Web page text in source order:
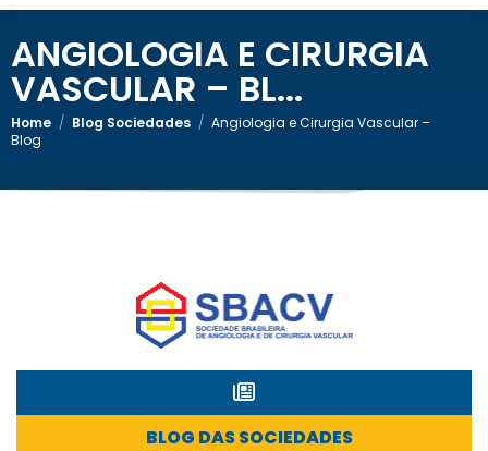
ANGIOLOGIA E CIRURGIA
VASCULAR – BL...
Home / Blog Sociedades / Angiologia e Cirurgia Vascular –
Blog
BLOG DAS SOCIEDADES